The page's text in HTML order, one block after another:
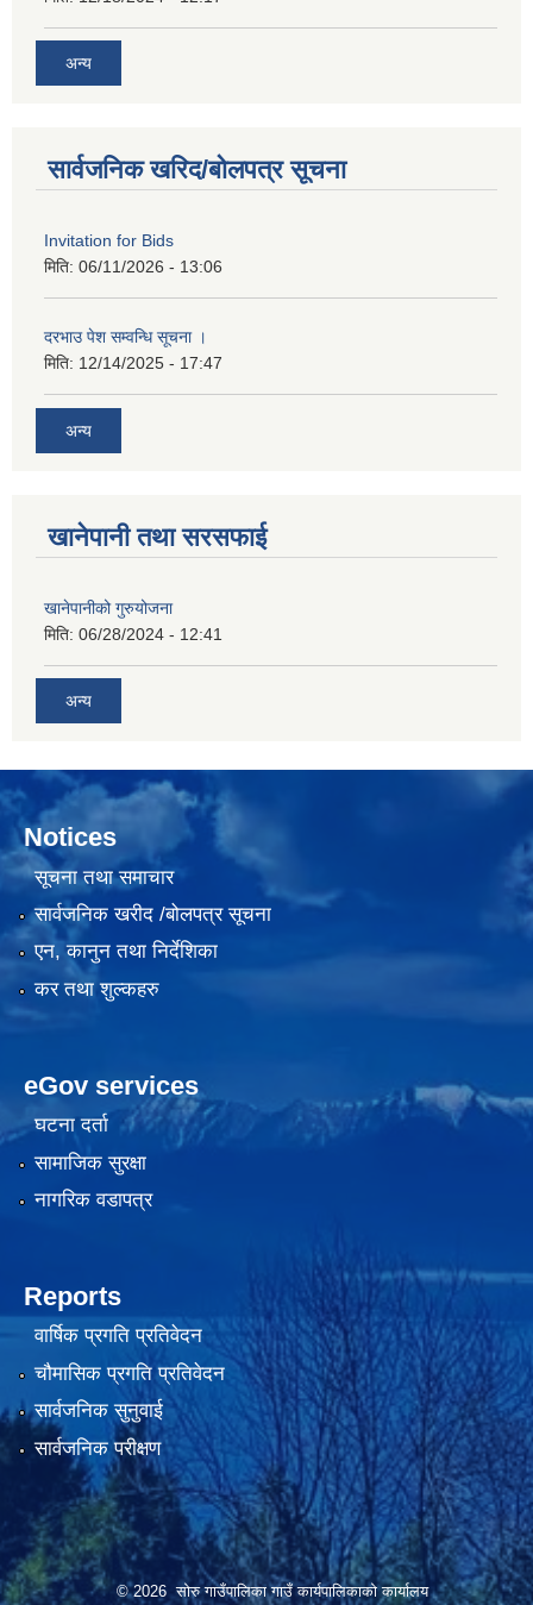
अन्य
सार्वजनिक खरिद/बोलपत्र सूचना
Invitation for Bids
मिति: 06/11/2026 - 13:06
दरभाउ पेश सम्वन्धि सूचना ।
मिति: 12/14/2025 - 17:47
अन्य
खानेपानी तथा सरसफाई
खानेपानीको गुरुयोजना
मिति: 06/28/2024 - 12:41
अन्य
Notices
सूचना तथा समाचार
सार्वजनिक खरीद /बोलपत्र सूचना
एन, कानुन तथा निर्देशिका
कर तथा शुल्कहरु
eGov services
घटना दर्ता
सामाजिक सुरक्षा
नागरिक वडापत्र
Reports
वार्षिक प्रगति प्रतिवेदन
चौमासिक प्रगति प्रतिवेदन
सार्वजनिक सुनुवाई
सार्वजनिक परीक्षण
© 2026 सोरु गाउँपालिका गाउँ कार्यपालिकाको कार्यालय